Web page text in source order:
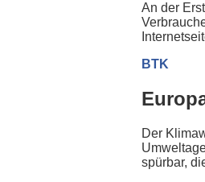
An der
BTK
Der
spürbar,